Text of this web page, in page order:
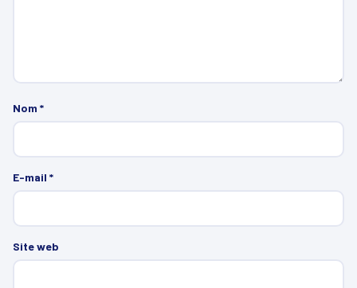
Nom *
E-mail *
Site web